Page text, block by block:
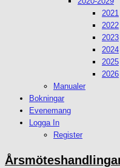
2021
2022
2023
2024
2025
2026
Manualer
Bokningar
Evenemang
Logga In
Register